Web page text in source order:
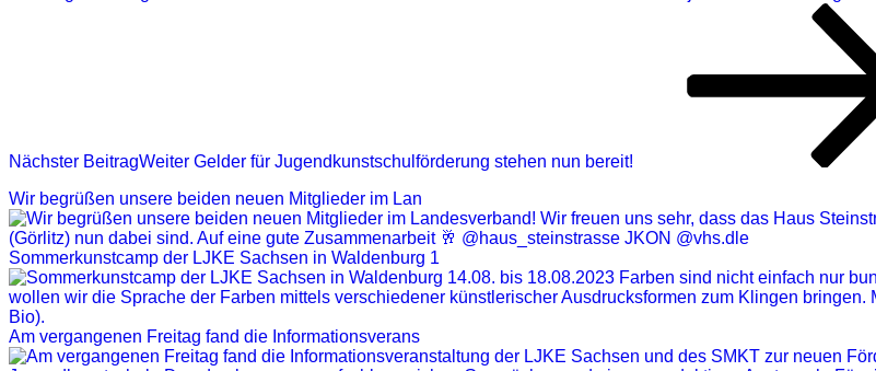
Nächster BeitragWeiter Gelder für Jugendkunstschulförderung stehen nun bereit!
Wir begrüßen unsere beiden neuen Mitglieder im Lan
Sommerkunstcamp der LJKE Sachsen in Waldenburg 1
Am vergangenen Freitag fand die Informationsverans